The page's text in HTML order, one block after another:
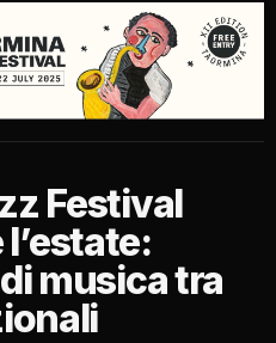
Festival
musica tra